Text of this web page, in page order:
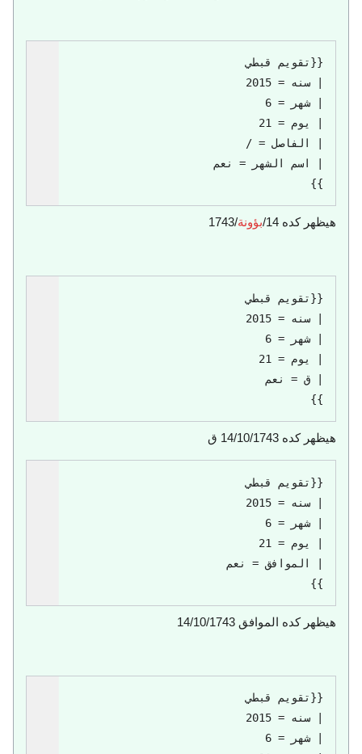
{{تقويم قبطي
}}
هيظهر كده14/ بؤونة/1743
{{تقويم قبطي
}}
هيظهر كده14/10/1743 ق
{{تقويم قبطي
}}
هيظهر كده الموافق 14/10/1743
{{تقويم قبطي